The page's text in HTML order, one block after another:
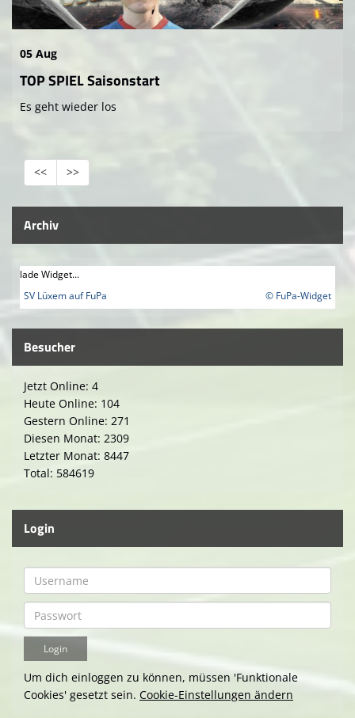
05 Aug
TOP SPIEL Saisonstart
Es geht wieder los
<< >>
Archiv
lade Widget...
SV Lüxem auf FuPa
© FuPa-Widget
Besucher
Jetzt Online: 4
Heute Online: 104
Gestern Online: 271
Diesen Monat: 2309
Letzter Monat: 8447
Total: 584619
Login
Um dich einloggen zu können, müssen 'Funktionale
Cookies' gesetzt sein. Cookie-Einstellungen ändern